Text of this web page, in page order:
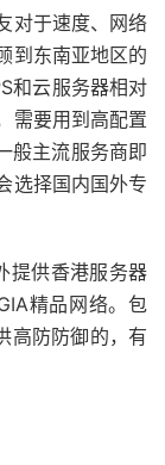
对于速度、网络
到东南亚地区的
和云服务器相对
需要用到高配置
般主流服务商即
选择国内国外专
提供香港服务器
精品网络。包
高防防御的，有